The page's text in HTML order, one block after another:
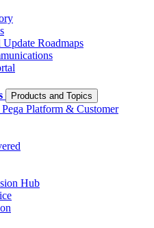
Roadmaps
Products and Topics
Platform & Customer
Hub